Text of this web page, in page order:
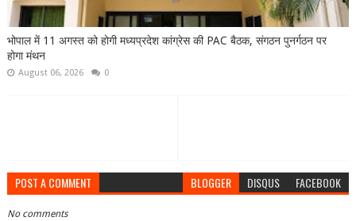
भोपाल में 11 अगस्त को होगी मध्यप्रदेश कांग्रेस की PAC बैठक, संगठन पुनर्गठन पर
होगा मंथन
August 06, 2026 0
POST A COMMENT BLOGGER DISQUS FACEBOOK
No comments